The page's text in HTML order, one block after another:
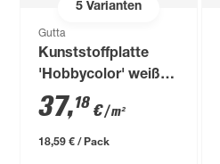
5Varianten
Gutta
Kunststoffplatte
'Hobbycolor' weiß
100 x 50 x 0,3 cm
37,18 €/ m²
18,59 € / Pack